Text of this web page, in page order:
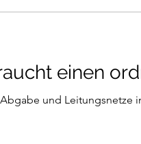
einen
und